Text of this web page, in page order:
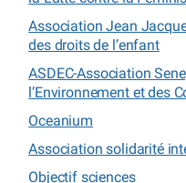
Association Jean
des droits de l’enfant
ASDEC-Association
l’Environnement et des
Oceanium
Association solidarité
Objectif sciences